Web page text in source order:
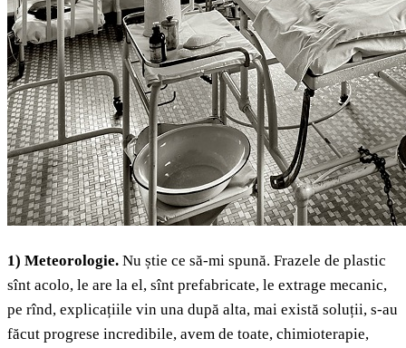
1) Meteorologie. Nu știe ce să-mi spună. Frazele de plastic
sînt acolo, le are la el, sînt prefabricate, le extrage mecanic,
pe rînd, explicațiile vin una după alta, mai există soluții, s-au
făcut progrese incredibile, avem de toate, chimioterapie,